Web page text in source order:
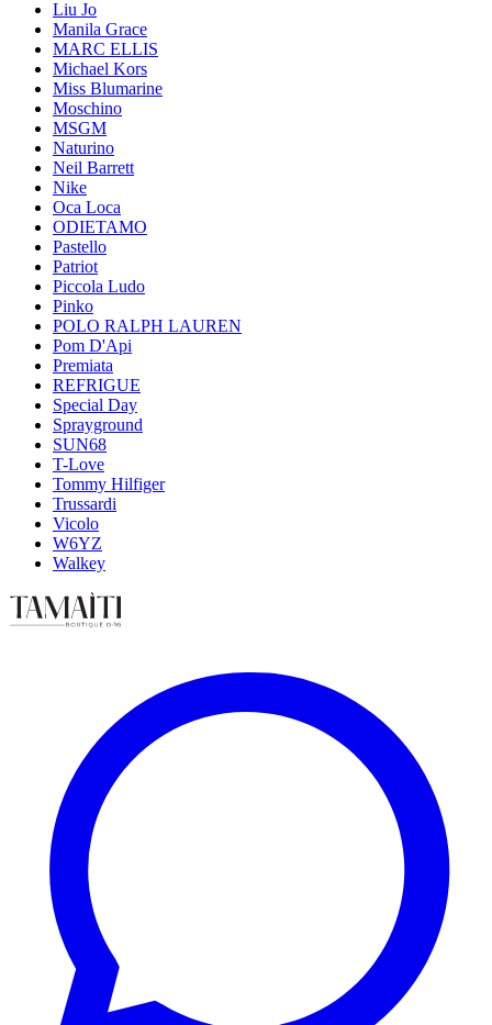
Liu Jo
Manila Grace
MARC ELLIS
Michael Kors
Miss Blumarine
Moschino
MSGM
Naturino
Neil Barrett
Nike
Oca Loca
ODIETAMO
Pastello
Patriot
Piccola Ludo
Pinko
POLO RALPH LAUREN
Pom D'Api
Premiata
REFRIGUE
Special Day
Sprayground
SUN68
T-Love
Tommy Hilfiger
Trussardi
Vicolo
W6YZ
Walkey